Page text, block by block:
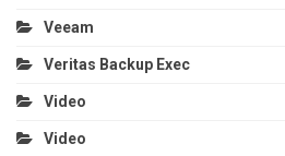
Veeam
Veritas Backup Exec
Video
Video